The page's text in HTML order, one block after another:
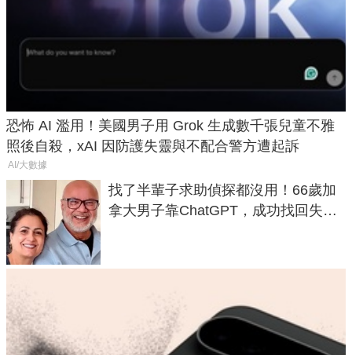
恐怖 AI 濫用！美國男子用 Grok 生成數千張兒童不雅
照後自殺，xAI 因防護失靈與不配合警方遭起訴
AI/大數據
找了半輩子求助偵探都沒用！66歲加
拿大男子靠ChatGPT，成功找回失散